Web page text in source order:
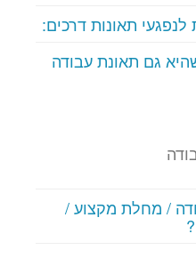
תאונות דרכים:
גם תאונת עבודה
/ מחלת מקצוע /